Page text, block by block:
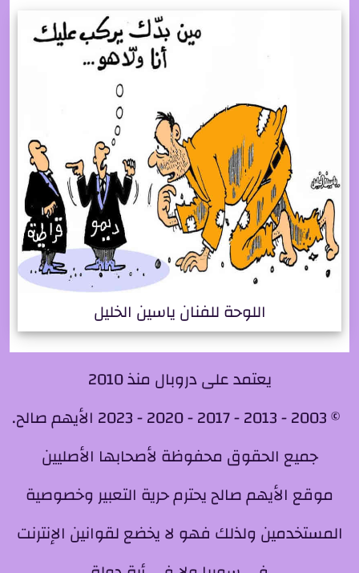
اللوحة للفنان ياسين الخليل
يعتمد على دروبال منذ 2010
© 2003 - 2013 - 2017 - 2020 - 2023 الأيهم صالح.
جميع الحقوق محفوظة لأصحابها الأصليين
موقع الأيهم صالح يحترم حرية التعبير وخصوصية
المستخدمين ولذلك فهو لا يخضع لقوانين الإنترنت